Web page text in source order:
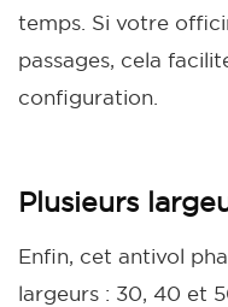
temps. Si votre
passages, cela
configuration.
Plusieurs
Enfin, cet antivol
largeurs : 30, 40 et